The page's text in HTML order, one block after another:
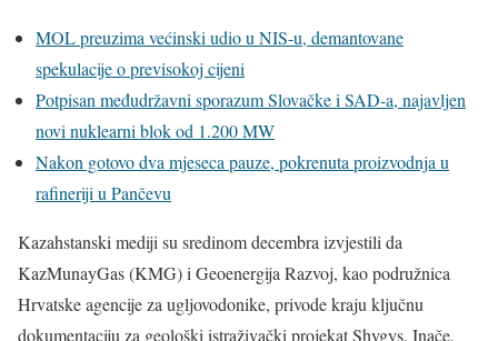
MOL preuzima većinski udio u NIS-u, demantovane
spekulacije o previsokoj cijeni
Potpisan međudržavni sporazum Slovačke i SAD-a, najavljen
novi nuklearni blok od 1.200 MW
Nakon gotovo dva mjeseca pauze, pokrenuta proizvodnja u
rafineriji u Pančevu
Kazahstanski mediji su sredinom decembra izvjestili da
KazMunayGas (KMG) i Geoenergija Razvoj, kao podružnica
Hrvatske agencije za ugljovodonike, privode kraju ključnu
dokumentaciju za geološki istraživački projekat Shygys. Inače,